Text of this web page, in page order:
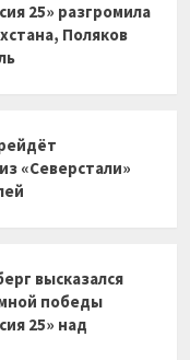
25» разгромила
Поляков
«Северстали»
высказался
победы
25» над